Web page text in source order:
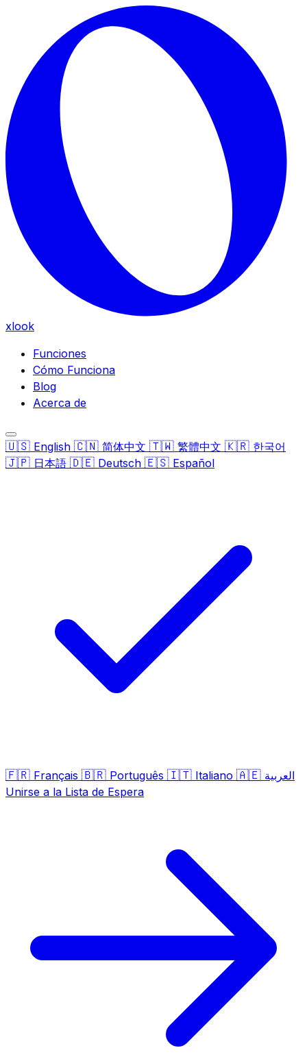
Skip to main content
xlook
Funciones
Cómo Funciona
Blog
Acerca de
🇺🇸 English 🇨🇳 简体中文 🇹🇼 繁體中文 🇰🇷 한국어
🇯🇵 日本語 🇩🇪 Deutsch 🇪🇸 Español
🇫🇷 Français 🇧🇷 Português 🇮🇹 Italiano 🇦🇪 العربية
Unirse a la Lista de Espera